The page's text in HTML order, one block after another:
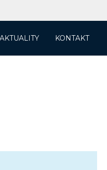
AKTUALITY KONTAKT